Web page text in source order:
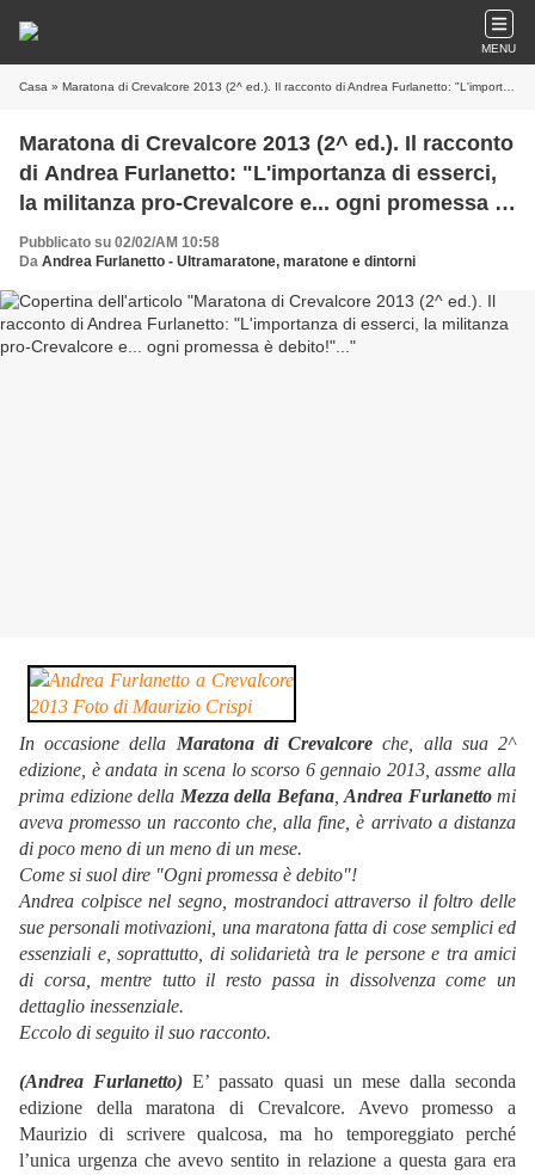
MENU
Casa » Maratona di Crevalcore 2013 (2^ ed.). Il racconto di Andrea Furlanetto: "L'importanza di esserci, la militanza pro-Crevalcore e... ogni promessa è debito!"...
Maratona di Crevalcore 2013 (2^ ed.). Il racconto
di Andrea Furlanetto: "L'importanza di esserci,
la militanza pro-Crevalcore e... ogni promessa è
debito!"...
Pubblicato su 02/02/AM 10:58
Da Andrea Furlanetto - Ultramaratone, maratone e dintorni
In occasione della Maratona di Crevalcore che, alla sua 2^
edizione, è andata in scena lo scorso 6 gennaio 2013, assme alla
prima edizione della Mezza della Befana, Andrea Furlanettomi
aveva promesso un racconto che, alla fine, è arrivato a distanza
di poco meno di un meno di un mese.
Come si suol dire "Ogni promessa è debito"!
Andrea colpisce nel segno, mostrandoci attraverso il foltro delle
sue personali motivazioni, una maratona fatta di cose semplici ed
essenziali e, soprattutto, di solidarietà tra le persone e tra amici
di corsa, mentre tutto il resto passa in dissolvenza come un
dettaglio inessenziale.
Eccolo di seguito il suo racconto.
(Andrea Furlanetto) E’ passato quasi un mese dalla seconda
edizione della maratona di Crevalcore. Avevo promesso a
Maurizio di scrivere qualcosa, ma ho temporeggiato perché
l’unica urgenza che avevo sentito in relazione a questa gara era